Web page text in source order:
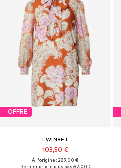
OFFRE
TWINSET
103,50 €
À l'origine : 289,00 €
Dernier prix le plus bas :92,00 €